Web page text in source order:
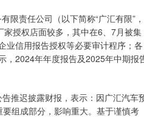
限责任公司（以下简称“广汇有限”，
授权店面较多，其中在6、7月被集
业信用报告授权等必要审计程序；各
，2024年年度报告及2025年中期报
推迟披露财报，表示：因广汇汽车
组成部分，影响重大。基于谨慎考